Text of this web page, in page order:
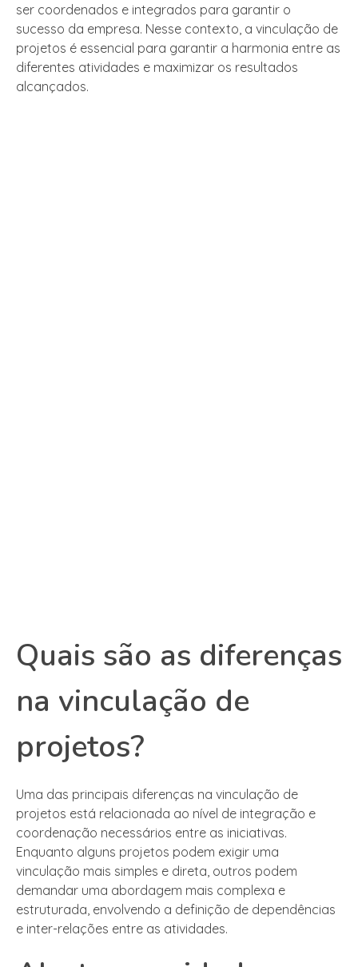
ser coordenados e integrados para garantir o
sucesso da empresa. Nesse contexto, a vinculação de
projetos é essencial para garantir a harmonia entre as
diferentes atividades e maximizar os resultados
alcançados.
Quais são as diferenças
na vinculação de
projetos?
Uma das principais diferenças na vinculação de
projetos está relacionada ao nível de integração e
coordenação necessários entre as iniciativas.
Enquanto alguns projetos podem exigir uma
vinculação mais simples e direta, outros podem
demandar uma abordagem mais complexa e
estruturada, envolvendo a definição de dependências
e inter-relações entre as atividades.